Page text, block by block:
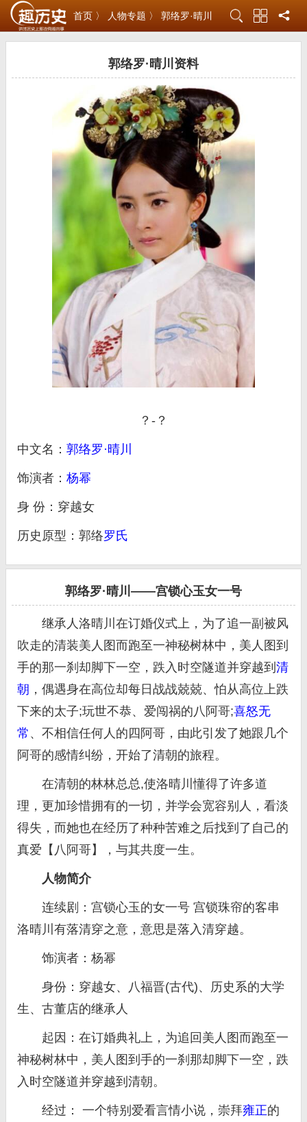
首页 〉 人物专题 〉 郭络罗·晴川
郭络罗·晴川资料
？-？
中文名： 郭络罗·晴川
饰演者： 杨幂
身 份：穿越女
历史原型：郭络罗氏
郭络罗·晴川——宫锁心玉女一号
继承人洛晴川在订婚仪式上，为了追一副被风
吹走的清装美人图而跑至一神秘树林中，美人图到
手的那一刹却脚下一空，跌入时空隧道并穿越到 清
朝 ，偶遇身在高位却每日战战兢兢、怕从高位上跌
下来的太子;玩世不恭、爱闯祸的八阿哥;喜怒无
常 、不相信任何人的四阿哥，由此引发了她跟几个
阿哥的感情纠纷，开始了清朝的旅程。
在清朝的林林总总,使洛晴川懂得了许多道
理，更加珍惜拥有的一切，并学会宽容别人，看淡
得失，而她也在经历了种种苦难之后找到了自己的
真爱【八阿哥】，与其共度一生。
人物简介
连续剧：宫锁心玉的女一号 宫锁珠帘的客串
洛晴川有落清穿之意，意思是落入清穿越。
饰演者：杨幂
身份：穿越女、八福晋(古代)、历史系的大学
生、古董店的继承人
起因：在订婚典礼上，为追回美人图而跑至一
神秘树林中，美人图到手的一刹那却脚下一空，跌
入时空隧道并穿越到清朝。
经过： 一个特别爱看言情小说，崇拜雍正的